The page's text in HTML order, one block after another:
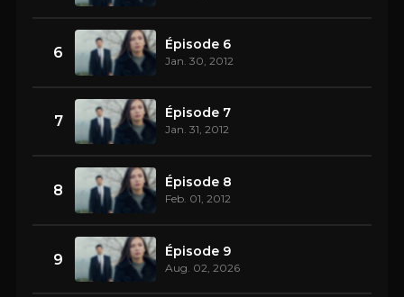
6 Épisode 6
Jan. 30, 2012
7 Épisode 7
Jan. 31, 2012
8 Épisode 8
Feb. 01, 2012
9 Épisode 9
Aug. 02, 2026